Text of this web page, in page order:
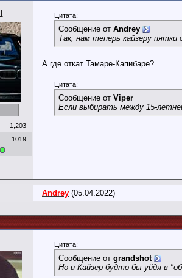
1,203
1019
Цитата:
Сообщение от Andrey
Так, нам теперь кайзеру пятки
А где откат Тамаре-Капибаре?
Цитата:
Сообщение от Viper
Если выбирать между 15-
Andrey (05.04.2022)
Цитата:
Сообщение от grandshot
Но и Кайзер будто бы уйдя в